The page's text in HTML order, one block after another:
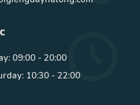
09:00 - 20:00
10:30 - 22:00